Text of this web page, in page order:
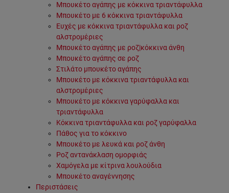
Μπουκέτο αγάπης με κόκκινα τριαντάφυλλα
Μπουκέτο με 6 κόκκινα τριαντάφυλλα
Ευχές με κόκκινα τριαντάφυλλα και ροζ
αλστρομέριες
Μπουκέτο αγάπης με ροζ|κόκκινα άνθη
Μπουκέτο αγάπης σε ροζ
Στιλάτο μπουκέτο αγάπης
Μπουκέτο με κόκκινα τριαντάφυλλα και
αλστρομέριες
Μπουκέτο με κόκκινα γαρύφαλλα και
τριαντάφυλλα
Κόκκινα τριαντάφυλλα και ροζ γαρύφαλλα
Πάθος για το κόκκινο
Μπουκέτο με λευκά και ροζ άνθη
Ροζ αντανάκλαση ομορφιάς
Χαμόγελα με κίτρινα λουλούδια
Μπουκέτο αναγέννησης
Περιστάσεις